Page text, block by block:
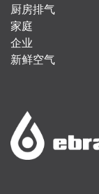
厨房排气
家庭
企业
新鲜空气